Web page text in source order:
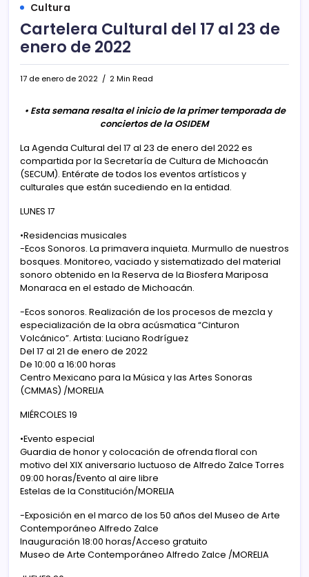
Cultura
Cartelera Cultural del 17 al 23 de
enero de 2022
17 de enero de 2022 2 Min Read
• Esta semana resalta el inicio de la primer temporada de
conciertos de la OSIDEM
La Agenda Cultural del 17 al 23 de enero del 2022 es
compartida por la Secretaría de Cultura de Michoacán
(SECUM). Entérate de todos los eventos artísticos y
culturales que están sucediendo en la entidad.
LUNES 17
•Residencias musicales
-Ecos Sonoros. La primavera inquieta. Murmullo de nuestros
bosques. Monitoreo, vaciado y sistematizado del material
sonoro obtenido en la Reserva de la Biosfera Mariposa
Monaraca en el estado de Michoacán.
-Ecos sonoros. Realización de los procesos de mezcla y
especialización de la obra acúsmatica “Cinturon
Volcánico”. Artista: Luciano Rodríguez
Del 17 al 21 de enero de 2022
De 10:00 a 16:00 horas
Centro Mexicano para la Música y las Artes Sonoras
(CMMAS) /MORELIA
MIÉRCOLES 19
•Evento especial
Guardia de honor y colocación de ofrenda floral con
motivo del XIX aniversario luctuoso de Alfredo Zalce Torres
09:00 horas/Evento al aire libre
Estelas de la Constitución/MORELIA
-Exposición en el marco de los 50 años del Museo de Arte
Contemporáneo Alfredo Zalce
Inauguración 18:00 horas/Acceso gratuito
Museo de Arte Contemporáneo Alfredo Zalce /MORELIA